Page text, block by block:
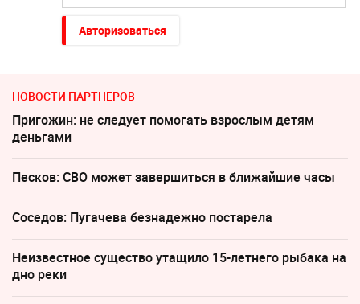
Авторизоваться
НОВОСТИ ПАРТНЕРОВ
Пригожин: не следует помогать взрослым детям
деньгами
Песков: СВО может завершиться в ближайшие часы
Соседов: Пугачева безнадежно постарела
Неизвестное существо утащило 15-летнего рыбака на
дно реки